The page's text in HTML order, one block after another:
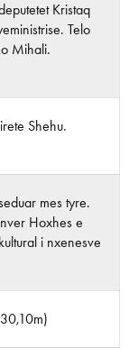
Kristaq
Telo
Mihali.
Shehu.
mes tyre.
Hoxhes e
i nxenesve